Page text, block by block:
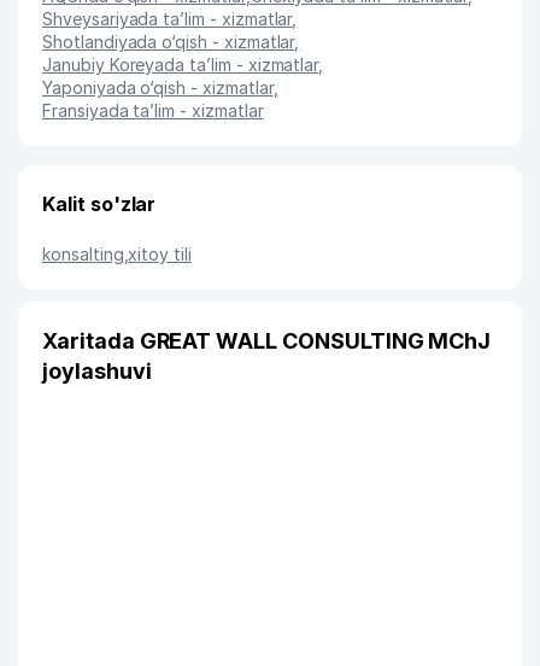
Shveysariyada ta’lim - xizmatlar,
Shotlandiyada o‘qish - xizmatlar,
Janubiy Koreyada ta’lim - xizmatlar,
Yaponiyada o‘qish - xizmatlar,
Fransiyada ta’lim - xizmatlar
Kalit so'zlar
konsalting xitoy tili
Xaritada GREAT WALL CONSULTING MChJ
joylashuvi